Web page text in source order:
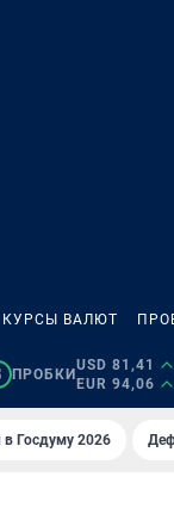
КУРСЫ ВАЛЮТ
ПРОБКИ
USD 81,41
EUR 94,06
Госдуму 2026